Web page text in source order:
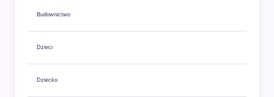
Budownictwo
Dzieci
Dziecko